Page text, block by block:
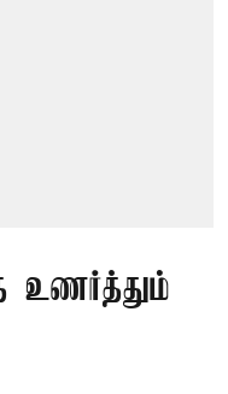
உணர்த்தும்